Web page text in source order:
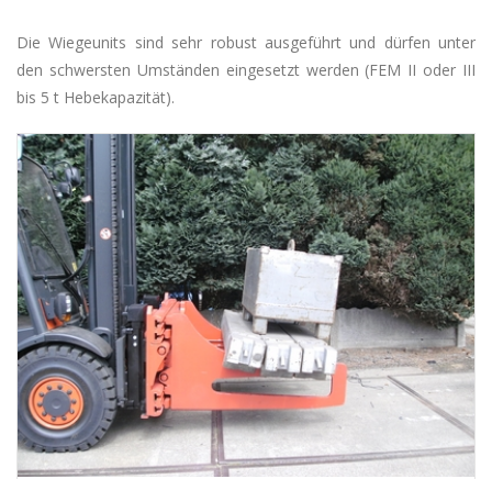
Die Wiegeunits sind sehr robust ausgeführt und dürfen unter
den schwersten Umständen eingesetzt werden (FEM II oder III
bis 5 t Hebekapazität).